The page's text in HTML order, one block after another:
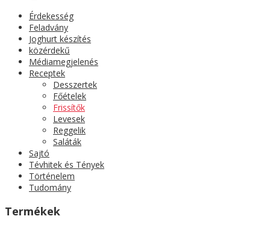
Érdekesség
Feladvány
Joghurt készítés
közérdekű
Médiamegjelenés
Receptek
Desszertek
Főételek
Frissítők
Levesek
Reggelik
Saláták
Sajtó
Tévhitek és Tények
Történelem
Tudomány
Termékek